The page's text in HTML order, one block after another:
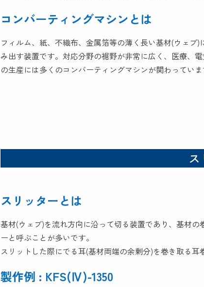
コンバーティングマシンとは
フィルム、紙、不織布、金属箔等の薄く長い基材(ウェ
み出す装置です。対応分野の裾野が非常に広く、医療、
の生産には多くのコンバーティングマシンが関わっていま
スリッターとは
基材(ウェブ)を流れ方向に沿って切る装置であり、基材
ーと呼ぶことが多いです。
スリットした際にでる耳(基材両端の余剰分)を巻き取る耳
製作例 : KFS(Ⅳ)-1350